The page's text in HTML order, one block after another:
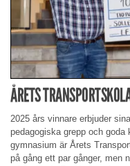
ÅRETS
2025 års vinnare erbjuder
pedagogiska grepp och
gymnasium är Årets
på gång ett par gånger, men